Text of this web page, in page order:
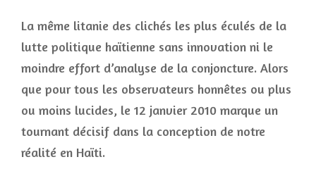
La même litanie des clichés les plus éculés de la
lutte politique haïtienne sans innovation ni le
moindre effort d’analyse de la conjoncture. Alors
que pour tous les observateurs honnêtes ou plus
ou moins lucides, le 12 janvier 2010 marque un
tournant décisif dans la conception de notre
réalité en Haïti.